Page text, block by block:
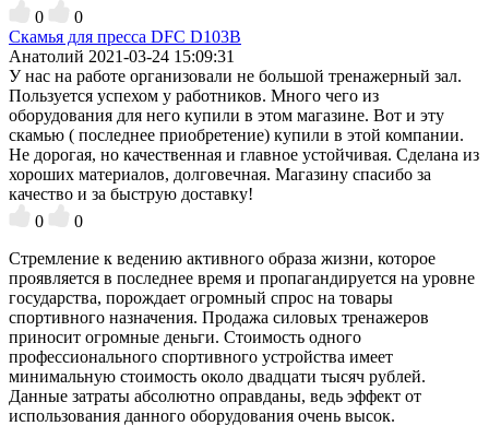
0
0
Скамья для пресса DFC D103B
Анатолий 2021-03-24 15:09:31
У нас на работе организовали не большой тренажерный зал.
Пользуется успехом у работников. Много чего из
оборудования для него купили в этом магазине. Вот и эту
скамью ( последнее приобретение) купили в этой компании.
Не дорогая, но качественная и главное устойчивая. Сделана из
хороших материалов, долговечная. Магазину спасибо за
качество и за быструю доставку!
0
0
Стремление к ведению активного образа жизни, которое
проявляется в последнее время и пропагандируется на уровне
государства, порождает огромный спрос на товары
спортивного назначения. Продажа силовых тренажеров
приносит огромные деньги. Стоимость одного
профессионального спортивного устройства имеет
минимальную стоимость около двадцати тысяч рублей.
Данные затраты абсолютно оправданы, ведь эффект от
использования данного оборудования очень высок.